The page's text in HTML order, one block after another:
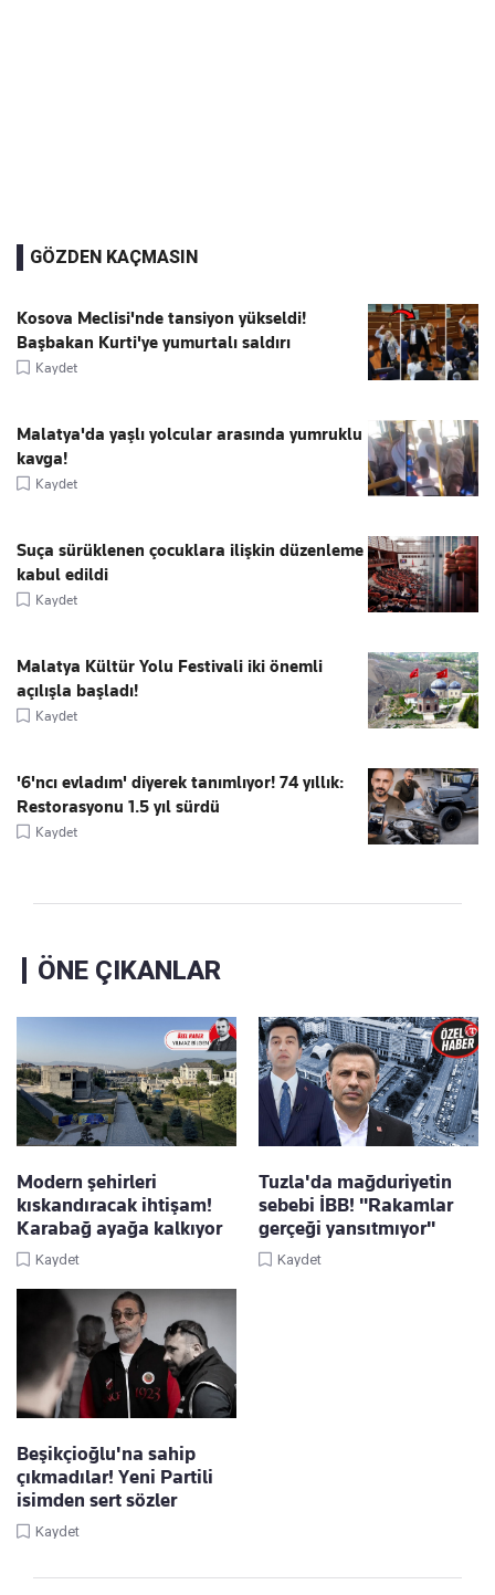
GÖZDEN KAÇMASIN
Kosova Meclisi'nde tansiyon yükseldi!
Başbakan Kurti'ye yumurtalı saldırı
Kaydet
Malatya'da yaşlı yolcular arasında yumruklu
kavga!
Kaydet
Suça sürüklenen çocuklara ilişkin düzenleme
kabul edildi
Kaydet
Malatya Kültür Yolu Festivali iki önemli
açılışla başladı!
Kaydet
'6'ncı evladım' diyerek tanımlıyor! 74 yıllık:
Restorasyonu 1.5 yıl sürdü
Kaydet
ÖNE ÇIKANLAR
Modern şehirleri
kıskandıracak ihtişam!
Karabağ ayağa kalkıyor
Kaydet
Tuzla'da mağduriyetin
sebebi İBB! "Rakamlar
gerçeği yansıtmıyor"
Kaydet
Beşikçioğlu'na sahip
çıkmadılar! Yeni Partili
isimden sert sözler
Kaydet